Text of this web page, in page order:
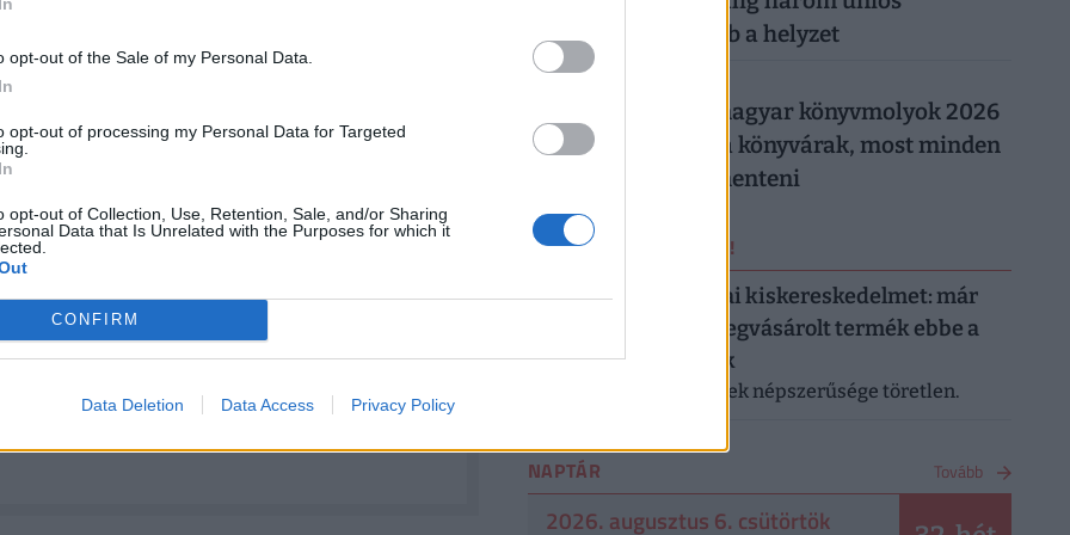
opt-out of the Sale of my Personal Data.
opt-out of processing my Personal Data for Targeted
opt-out of Collection, Use, Retention, Sale, and/or Sharing
Data that Is Unrelated with the Purposes for which it
CONFIRM
Data Deletion Data Access Privacy Policy
Álvaro Morata és Sergi Roberto ugyan
győztesként felbecsülhetetlen értéket
HA NYUGDÍJBA MEGY: EGYSZERŰ
örvendenek a
. Mivel évtizedekre előre tekintve az
garancia, úgy tűnik ez időskori
Demennyi pénzhez is juthatunk egy
védhetjük ki egy ilyen megtakarítással pénzünk
ebben a cikkben, illetve a Pénzcentrum nyugdíj
országban rosszabb a helyzet
Így trükköznek a magyar könyvmolyok 2026
nyarán: elszálltak a könyvárak, most minden
forintot meg kell menteni
ERRŐL NE MARADJ LE!
Letarolták az európai kiskereskedelmet: már
minden második megvásárolt termék ebbe a
kategóriába tartozik
A saját márkás termékek népszerűsége töretlen.
NAPTÁR Tovább
2026. augusztus 6. csütörtök